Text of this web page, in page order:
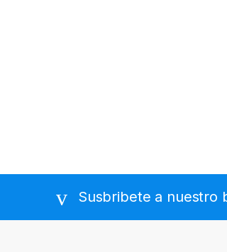
Susbribete a nuestro